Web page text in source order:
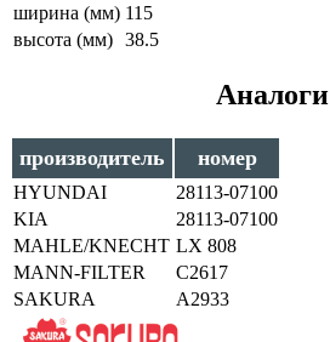
ширина (мм) 115
высота (мм) 38.5
Аналоги
производитель номер
HYUNDAI
28113-07100
KIA
28113-07100
MAHLE/KNECHT LX 808
MANN-FILTER
C2617
SAKURA
A2933